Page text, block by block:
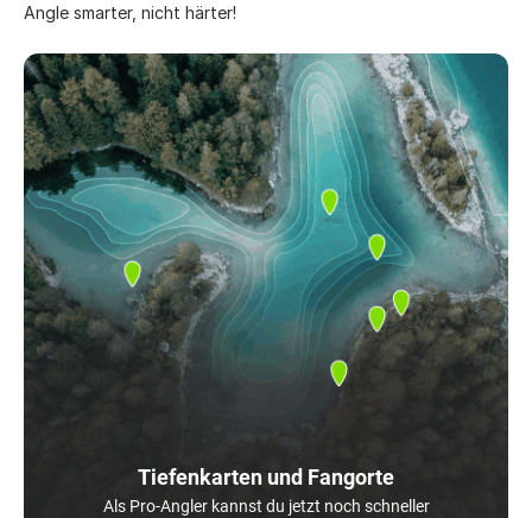
Angle smarter, nicht härter!
Tiefenkarten und Fangorte
Als Pro-Angler kannst du jetzt noch schneller